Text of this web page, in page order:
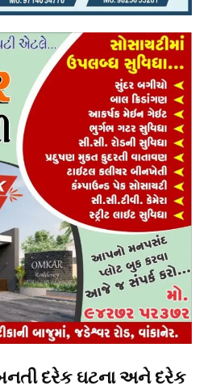
બનતી દરેક ઘટના અને દરેક